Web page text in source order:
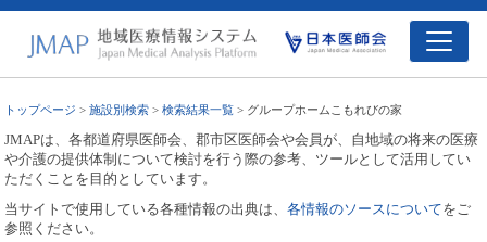
トップページ >施設別検索 >検索結果一覧 > グループホームこもれびの家
JMAPは、各都道府県医師会、郡市区医師会や会員が、自地域の将来の医療
や介護の提供体制について検討を行う際の参考、ツールとして活用してい
ただくことを目的としています。
当サイトで使用している各種情報の出典は、各情報のソースについてをご
参照ください。